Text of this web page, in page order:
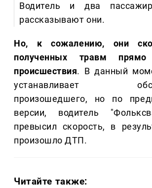
Водитель и два
рассказывают они.
Но, к сожалению, они
полученных травм
происшествия. В данный
устанавливает
произошедшего, но по
версии, водитель
превысил скорость, в
произошло ДТП.
Читайте также: